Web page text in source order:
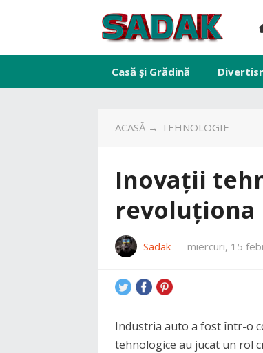
Casă și Grădină
ACASĂ→ TEHNOLOGIE
Inovații
Sadak — miercuri, 15
Industria auto a fost într-o
tehnologice au jucat un rol